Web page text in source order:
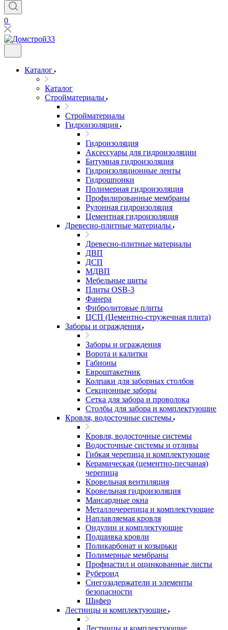
0
Каталог
Каталог
Стройматериалы
Стройматериалы
Гидроизоляция
Гидроизоляция
Аксессуары для гидроизоляции
Битумная гидроизоляция
Гидроизоляционные ленты
Гидрошпонки
Полимерная гидроизоляция
Профилированные мембраны
Рулонная гидроизоляция
Цементная гидроизоляция
Древесно-плитные материалы
Древесно-плитные материалы
ДВП
ДСП
МДВП
Мебельные щиты
Плиты OSB-3
Фанера
Фибролитовые плиты
ЦСП (Цементно-стружечная плита)
Заборы и ограждения
Заборы и ограждения
Ворота и калитки
Габионы
Евроштакетник
Колпаки для заборных столбов
Секционные заборы
Сетка для забора и проволока
Столбы для забора и комплектующие
Кровля, водосточные системы
Кровля, водосточные системы
Водосточные системы и отливы
Гибкая черепица и комплектующие
Керамическая (цементно-песчаная)
черепица
Кровельная вентиляция
Кровельная гидроизоляция
Мансардные окна
Металлочерепица и комплектующие
Наплавляемая кровля
Ондулин и комплектующие
Подшивка кровли
Поликарбонат и козырьки
Полимерные мембраны
Профнастил и оцинкованные листы
Рубероид
Снегозадержатели и элементы
безопасности
Шифер
Лестницы и комплектующие
Лестницы и комплектующие